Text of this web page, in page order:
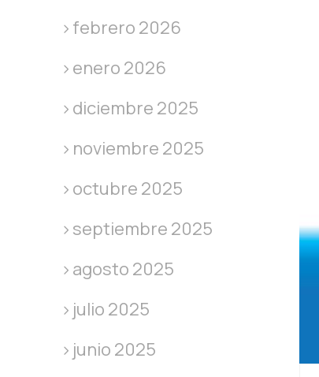
febrero 2026
enero 2026
diciembre 2025
noviembre 2025
octubre 2025
septiembre 2025
agosto 2025
julio 2025
junio 2025